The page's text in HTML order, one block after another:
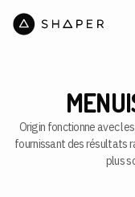
Origin fonctionne avec
fournissant des résultats
plus